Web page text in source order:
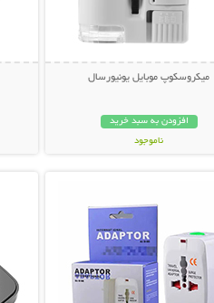
میکروسکوپ موبایل یونیورسال
افزودن به سبد خرید
ناموجود